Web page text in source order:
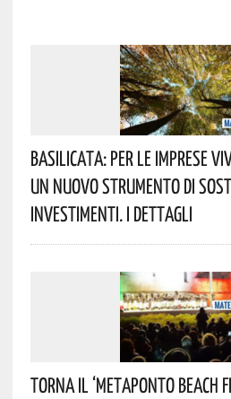
Basilicata: Per Le Imprese
Un Nuovo Strumento Di
Investimenti. I Dettagli
Torna Il ‘Metaponto Beach